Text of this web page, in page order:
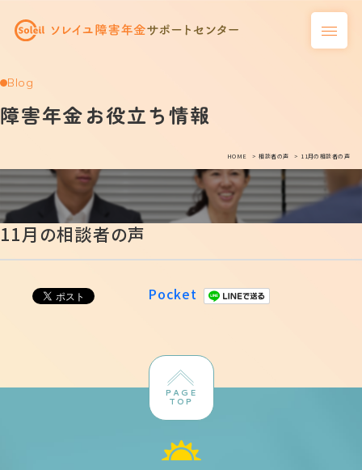
Blog
障害年金お役立ち情報
HOME 相談者の声 11月の相談者の声
11月の相談者の声
Pocket
PAGE
TOP